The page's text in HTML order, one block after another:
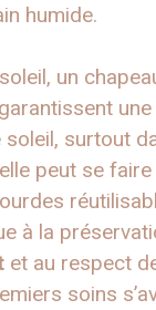
humide.
un
une
surtout
peut se
à la
et au respect
soins